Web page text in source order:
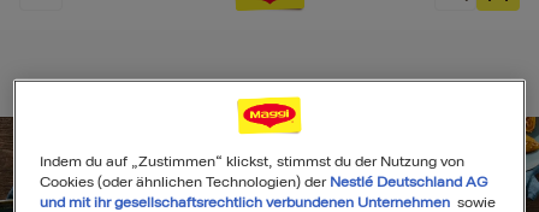
Indem du auf „Zustimmen“ klickst, stimmst du der Nutzung von
Cookies (oder ähnlichen Technologien) der Nestlé Deutschland AG
und mit ihr gesellschaftsrechtlich verbundenen Unternehmen sowie